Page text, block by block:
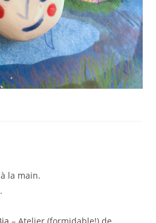
la main.
– Atelier (formidable!) de